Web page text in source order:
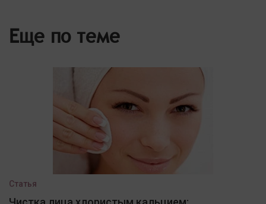
Еще по теме
Статья